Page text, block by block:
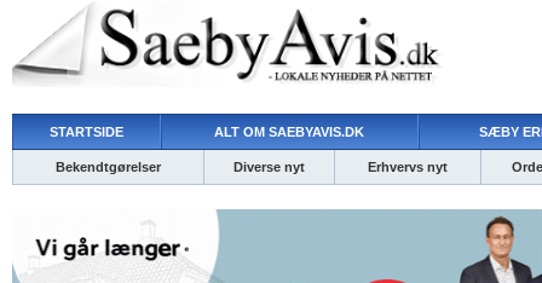
STARTSIDE ALT OM SAEBYAVIS.DK SÆBY
Bekendtgørelser Diverse nyt Erhvervs nyt